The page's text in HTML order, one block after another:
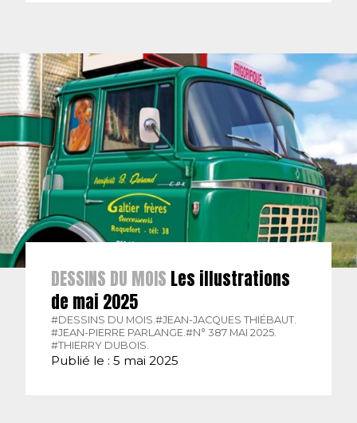
DESSINS DU MOIS Les illustrations
de mai 2025
#DESSINS DU MOIS. #JEAN-JACQUES THIÉBAUT.
#JEAN-PIERRE PARLANGE. #N° 387 MAI 2025.
#THIERRY DUBOIS.
Publié le : 5 mai 2025